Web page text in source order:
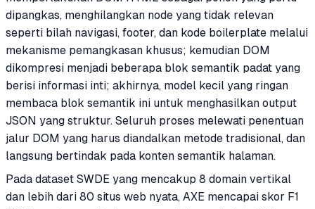
dipangkas, menghilangkan node yang tidak relevan
seperti bilah navigasi, footer, dan kode boilerplate melalui
mekanisme pemangkasan khusus; kemudian DOM
dikompresi menjadi beberapa blok semantik padat yang
berisi informasi inti; akhirnya, model kecil yang ringan
membaca blok semantik ini untuk menghasilkan output
JSON yang struktur. Seluruh proses melewati penentuan
jalur DOM yang harus diandalkan metode tradisional, dan
langsung bertindak pada konten semantik halaman.
Pada dataset SWDE yang mencakup 8 domain vertikal
dan lebih dari 80 situs web nyata, AXE mencapai skor F1